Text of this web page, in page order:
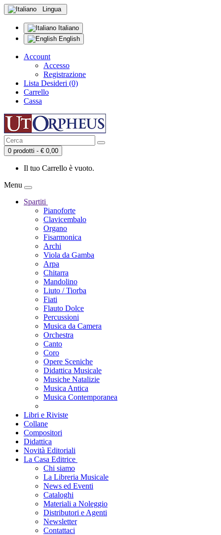
Lingua
Italiano
English
Account
Accesso
Registrazione
Lista Desideri (0)
Carrello
Cassa
0 prodotti - € 0,00
Il tuo Carrello è vuoto.
Menu
Spartiti
Pianoforte
Clavicembalo
Organo
Fisarmonica
Archi
Viola da Gamba
Arpa
Chitarra
Mandolino
Liuto / Tiorba
Fiati
Flauto Dolce
Percussioni
Musica da Camera
Orchestra
Canto
Coro
Opere Sceniche
Didattica Musicale
Musiche Natalizie
Musica Antica
Musica Contemporanea
Libri e Riviste
Collane
Compositori
Didattica
Novità Editoriali
La Casa Editrice
Chi siamo
La Libreria Musicale
News ed Eventi
Cataloghi
Materiali a Noleggio
Distributori e Agenti
Newsletter
Contattaci